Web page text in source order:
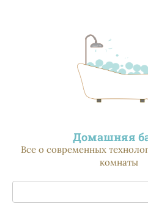
Домашняя
Все о современных
комнаты
Поиск: